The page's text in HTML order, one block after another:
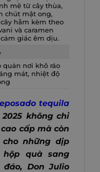
mẽ từ cây thùa,
chút mật ong,
hầm kèm theo
và caramen
giác êm dịu.
quản nơi khô ráo
mát, nhiệt độ
tequila
không chỉ
cấp mà còn
những dịp
quà sang
Don Julio